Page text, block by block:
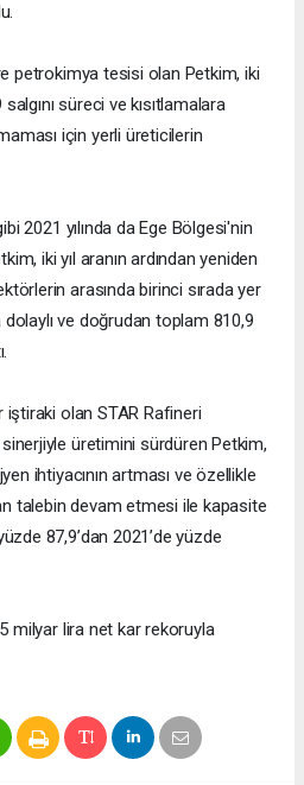
petrokimya tesisi olan Petkim, iki
süreci ve kısıtlamalara
için yerli üreticilerin
2021 yılında da Ege Bölgesi'nin
iki yıl aranın ardından yeniden
arasında birinci sırada yer
ve doğrudan toplam 810,9
iştiraki olan STAR Rafineri
üretimini sürdüren Petkim,
ihtiyacının artması ve özellikle
talebin devam etmesi ile kapasite
87,9’dan 2021’de yüzde
milyar lira net kar rekoruyla